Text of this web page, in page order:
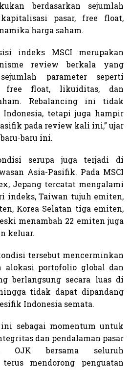
berdasarkan sejumlah
pasar, free float,
harga saham.
indeks MSCI merupakan
review berkala yang
parameter seperti
free float, likuiditas, dan
Rebalancing ini tidak
tetapi juga hampir
pada review kali ini,” ujar
baru ini.
serupa juga terjadi di
Asia-Pasifik. Pada MSCI
Jepang tercatat mengalami
indeks, Taiwan tujuh emiten,
Korea Selatan tiga emiten,
menambah 22 emiten juga
keluar.
tersebut mencerminkan
alokasi portofolio global dan
berlangsung secara luas di
tidak dapat dipandang
Indonesia semata.
sebagai momentum untuk
dan pendalaman pasar
OJK bersama seluruh
mendorong penguatan